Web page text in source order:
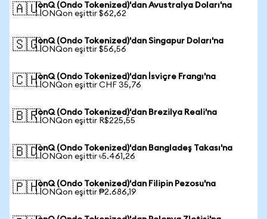
🇦🇺IonQ (Ondo Tokenized)'dan Avustralya Doları'na
1 IONQon eşittir $62,62
🇸🇬IonQ (Ondo Tokenized)'dan Singapur Doları'na
1 IONQon eşittir $56,56
🇨🇭IonQ (Ondo Tokenized)'dan İsviçre Frangı'na
1 IONQon eşittir CHF 35,76
🇧🇷IonQ (Ondo Tokenized)'dan Brezilya Reali'na
1 IONQon eşittir R$225,55
🇧🇩IonQ (Ondo Tokenized)'dan Bangladeş Takası'na
1 IONQon eşittir ৳5.461,26
🇵🇭IonQ (Ondo Tokenized)'dan Filipin Pezosu'na
1 IONQon eşittir ₱2.686,19